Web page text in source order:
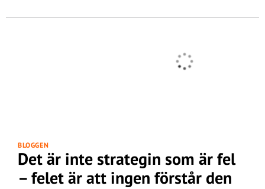
BLOGGEN
Det är inte strategin som är fel
– felet är att ingen förstår den